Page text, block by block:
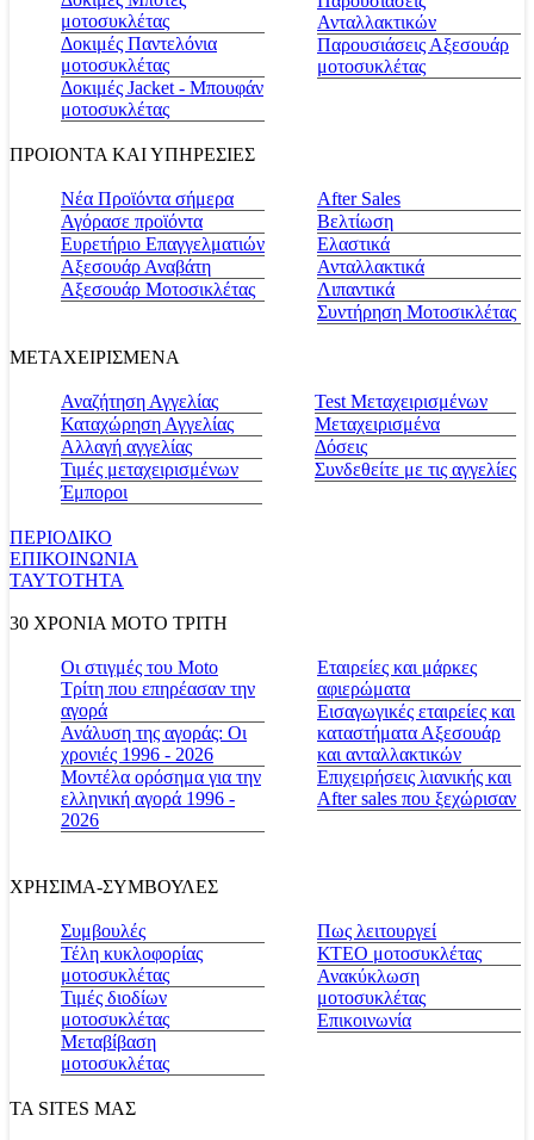
μοτοσυκλέτας
Δοκιμές Παντελόνια
μοτοσυκλέτας
Δοκιμές Jacket - Μπουφάν
μοτοσυκλέτας
Ανταλλακτικών
Παρουσιάσεις Αξεσουάρ
μοτοσυκλέτας
ΠΡΟΙΟΝΤΑ ΚΑΙ ΥΠΗΡΕΣΙΕΣ
Νέα Προϊόντα σήμερα
Αγόρασε προϊόντα
Ευρετήριο Επαγγελματιών
Αξεσουάρ Αναβάτη
Αξεσουάρ Μοτοσικλέτας
Αfter Sales
Βελτίωση
Ελαστικά
Ανταλλακτικά
Λιπαντικά
Συντήρηση Μοτοσικλέτας
ΜΕΤΑΧΕΙΡΙΣΜΕΝΑ
Αναζήτηση Αγγελίας
Καταχώρηση Αγγελίας
Αλλαγή αγγελίας
Τιμές μεταχειρισμένων
Έμποροι
Test Μεταχειρισμένων
Μεταχειρισμένα
Δόσεις
Συνδεθείτε με τις αγγελίες
ΠΕΡΙΟΔΙΚΟ
ΕΠΙΚΟΙΝΩΝΙΑ
ΤΑΥΤΟΤΗΤΑ
30 ΧΡΟΝΙΑ MOTO ΤΡΙΤΗ
Οι στιγμές του Moto
Τρίτη που επηρέασαν την
αγορά
Ανάλυση της αγοράς: Οι
χρονιές 1996 - 2026
Μοντέλα ορόσημα για την
ελληνική αγορά 1996 -
2026
Εταιρείες και μάρκες
αφιερώματα
Εισαγωγικές εταιρείες και
καταστήματα Αξεσουάρ
και ανταλλακτικών
Επιχειρήσεις λιανικής και
After sales που ξεχώρισαν
ΧΡΗΣΙΜΑ-ΣΥΜΒΟΥΛΕΣ
Συμβουλές
Τέλη κυκλοφορίας
μοτοσυκλέτας
Τιμές διοδίων
μοτοσυκλέτας
Μεταβίβαση
μοτοσυκλέτας
Πως λειτουργεί
ΚΤΕΟ μοτοσυκλέτας
Ανακύκλωση
μοτοσυκλέτας
Επικοινωνία
ΤΑ SITES ΜΑΣ